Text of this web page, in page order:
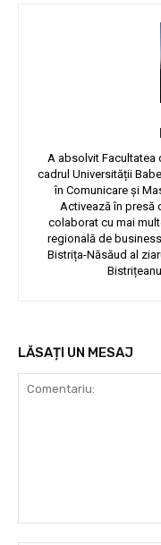
A absolvit
cadrul Universității
în Comunicare și
Activează în presă
colaborat cu mai
regională de
Bistrița-Năsăud al
LĂSAȚI UN MESAJ